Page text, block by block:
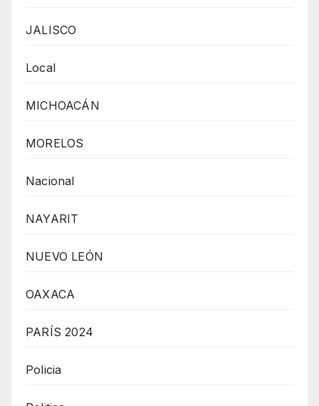
JALISCO
Local
MICHOACÁN
MORELOS
Nacional
NAYARIT
NUEVO LEÓN
OAXACA
PARÍS 2024
Policia